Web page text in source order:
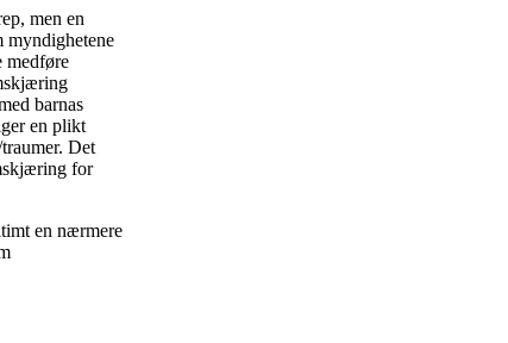
men en
myndighetene
medføre
barnas
en plikt
Det
for
en nærmere